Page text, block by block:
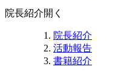
院長紹介開く
院長紹介
活動報告
書籍紹介